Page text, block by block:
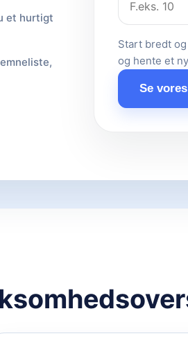
et hurtigt
Start bredt
og hente et
Se